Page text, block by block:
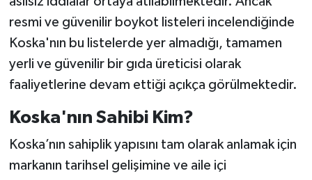
resmi ve güvenilir boykot listeleri incelendiğinde
Koska'nın bu listelerde yer almadığı, tamamen
yerli ve güvenilir bir gıda üreticisi olarak
faaliyetlerine devam ettiği açıkça görülmektedir.
Koska'nın Sahibi Kim?
Koska’nın sahiplik yapısını tam olarak anlamak için
markanın tarihsel gelişimine ve aile içi